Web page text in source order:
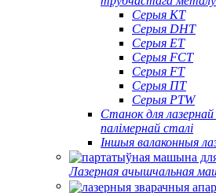
Серыя КТ
Серыя DHT
Серыя ET
Серыя FCT
Серыя FT
Серыя ПТ
Серыя PTW
Станок для лазернай
палімернай сталі
Іншыя валаконныя
Лазерная ачышчальная